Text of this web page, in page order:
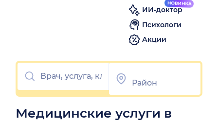
ИИ-доктор
Психологи
Акции
Медицинские услуги в